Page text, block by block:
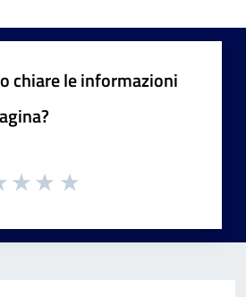
chiare le informazioni